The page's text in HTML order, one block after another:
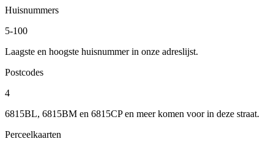
Huisnummers
5-100
Laagste en hoogste huisnummer in onze adreslijst.
Postcodes
4
6815BL, 6815BM en 6815CP en meer komen voor in deze straat.
Perceelkaarten